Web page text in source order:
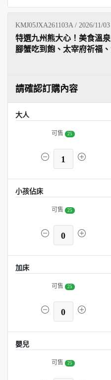
KMJ05JXA261103A / 2026/11/03
特選九州熊大心！美食溫
腳蟹吃到飽、太宰府祈福
請確認訂購內容
大人
可售 25
1
小孩佔床
可售 25
0
加床
可售 25
0
嬰兒
可售 25